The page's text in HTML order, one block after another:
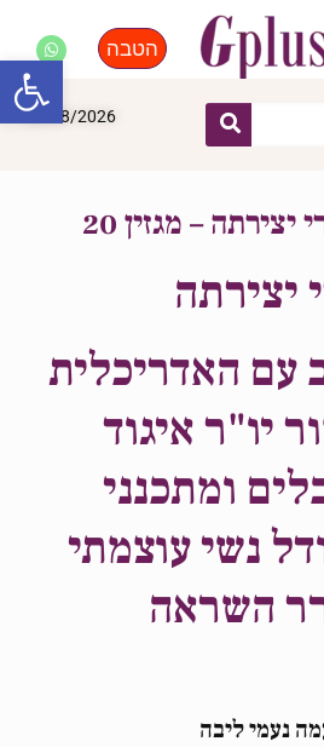
הטבה
06/08/2026
יצירתה – מגזין 20
יצירתה
עם האדריכלית
יו"ר איגוד
ומתכנני
נשי עוצמתי
השראה
נעמי ליבה
פתח